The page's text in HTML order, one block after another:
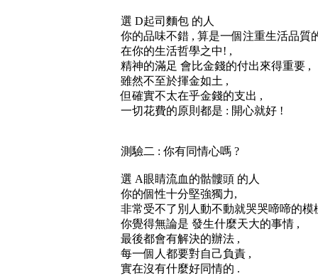
選 D起司麵包 的人
你的品味不錯 , 算是一個注重生活品質
在你的生活哲學之中! ,
精神的滿足 會比金錢的付出來得重要 ,
雖然不至於揮金如土 ,
但確實不太在乎金錢的支出 ,
一切花費的原則都是 : 開心就好 !
測驗二 : 你有同情心嗎 ?
選 A眼睛流血的骷髏頭 的人
你的個性十分堅強獨力,
非常受不了別人動不動就哭哭啼啼的模
你覺得無論是 發生什麼天大的事情 ,
最後都會有解決的辦法 ,
每一個人都要對自己負責 ,
實在沒有什麼好同情的 .